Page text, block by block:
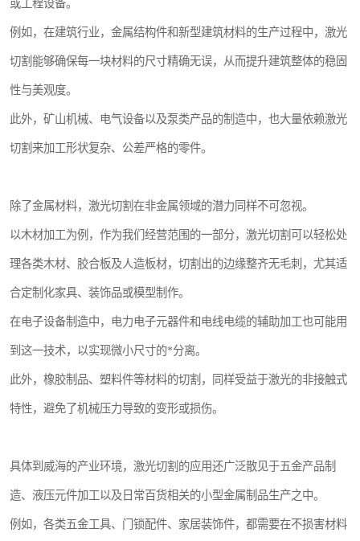
或工程设备。
例如，在建筑行业，金属结构件和新型建筑材料的生产过程中，激光
切割能够确保每一块材料的尺寸精确无误，从而提升建筑整体的稳固
性与美观度。
此外，矿山机械、电气设备以及泵类产品的制造中，也大量依赖激光
切割来加工形状复杂、公差严格的零件。
除了金属材料，激光切割在非金属领域的潜力同样不可忽视。
以木材加工为例，作为我们经营范围的一部分，激光切割可以轻松处
理各类木材、胶合板及人造板材，切割出的边缘整齐无毛刺，尤其适
合定制化家具、装饰品或模型制作。
在电子设备制造中，电力电子元器件和电线电缆的辅助加工也可能用
到这一技术，以实现微小尺寸的*分离。
此外，橡胶制品、塑料件等材料的切割，同样受益于激光的非接触式
特性，避免了机械压力导致的变形或损伤。
具体到威海的产业环境，激光切割的应用还广泛散见于五金产品制
造、液压元件加工以及日常百货相关的小型金属制品生产之中。
例如，各类五金工具、门锁配件、家居装饰件，都需要在不损害材料